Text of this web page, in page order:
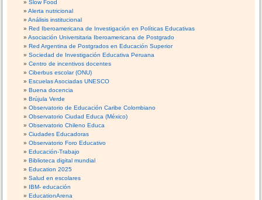
Slow Food
Alerta nutricional
Análisis institucional
Red Iberoamericana de Investigación en Políticas Educativas
Asociación Universitaria Iberoamericana de Postgrado
Red Argentina de Postgrados en Educación Superior
Sociedad de Investigación Educativa Peruana
Centro de incentivos docentes
Ciberbus escolar (ONU)
Escuelas Asociadas UNESCO
Buena docencia
Brújula Verde
Observatorio de Educación Caribe Colombiano
Observatorio Ciudad Educa (México)
Observatorio Chileno Educa
Ciudades Educadoras
Observatorio Foro Educativo
Educación-Trabajo
Biblioteca digital mundial
Education 2025
Salud en escolares
IBM- educación
EducationArena